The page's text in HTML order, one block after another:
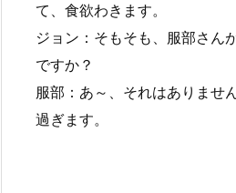
て、食欲わきます。
ジョン：そもそも、服部さん
ですか？
服部：あ～、それはありませ
過ぎます。